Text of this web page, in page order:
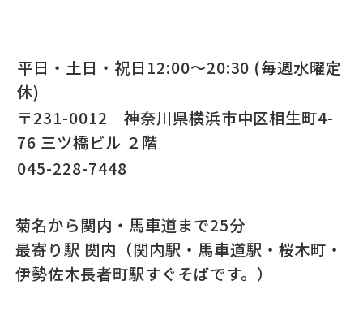
平日・土日・祝日12:00～20:30 (毎週水曜定
休)
〒231-0012 神奈川県横浜市中区相生町4-
76 三ツ橋ビル ２階
045-228-7448
菊名から関内・馬車道まで25分
最寄り駅 関内（関内駅・馬車道駅・桜木町・
伊勢佐木長者町駅すぐそばです。）